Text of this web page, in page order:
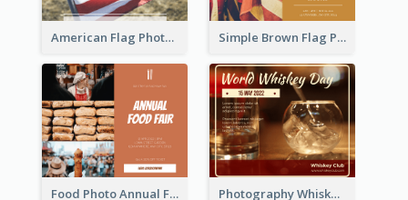
American Flag Photo Memorial Day Celebration Facebook Post Simple Brown Flag Photo Memorial Day Facebook Post
Food Photo Annual Food Fair Invitation Facebook Post Photography Whiskey Day Facebook Post With Details